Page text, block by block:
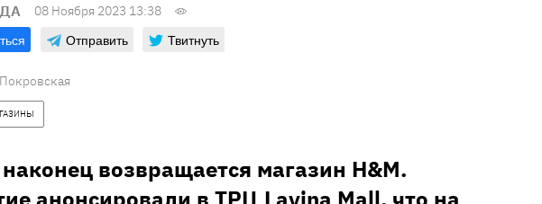
08 Ноября 2023 13:38
Отправить Твитнуть
возвращается магазин H&M.